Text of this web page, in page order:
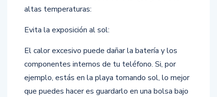
altas temperaturas:
Evita la exposición al sol:
El calor excesivo puede dañar la batería y los
componentes internos de tu teléfono. Si, por
ejemplo, estás en la playa tomando sol, lo mejor
que puedes hacer es guardarlo en una bolsa bajo